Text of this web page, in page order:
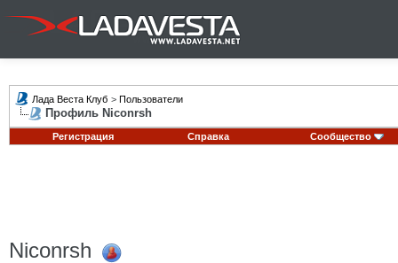
Лада Веста Клуб > Пользователи
Профиль Niconrsh
Регистрация Справка Сообщество
Niconrsh